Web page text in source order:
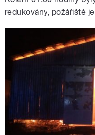
redukovány, požářiště